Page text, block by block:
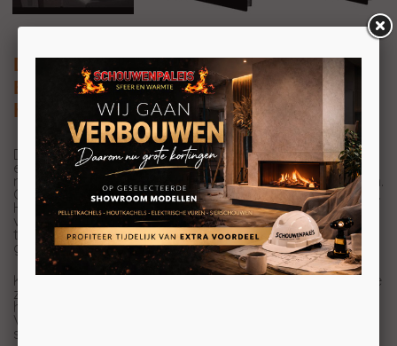
Dimplex Sierra 72"
Elektrische haard, inbouw, vrijstaand of
hangend te monteren
De Sierra lineaire haard is een elegante toevoeging aan
elke ruimte. De veelzijdigheid van de haard ligt in de
mogelijkheid om meerdere installatieopties te integreren.
Geniet ervan als inbouw-, opbouw- of vrijstaand meubel.
Het verwisselbare branderbed en de meerdere
verlichtingsinstellingen transformeren elke ruimte in een
traditionele of een meer eigentijdse stijl. Creëer dat
gezellige gevoel met één druk op de knop.
Knetterende geluidseffecten: Geniet van een completere
zintuiglijke ervaring met het geluid van natuurlijk
houtvuur.
Verbind uw elektrische haard via Bluetooth met uw
smartphone met de Tuya Smart App